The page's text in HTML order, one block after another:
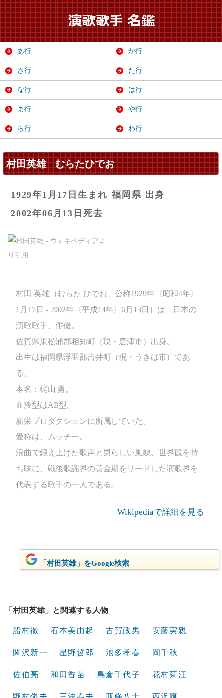
村田英雄 むらたひでお
1929年1月17日生まれ 福岡県 出身
2002年06月13日死去
村田 英雄（むらた ひでお、公称1929年〈昭和4年〉
1月17日 - 2002年〈平成14年〉6月13日）は、日本の
演歌歌手、俳優。
佐賀県東松浦郡相知町（現・唐津市）出身。
出生は福岡県浮羽郡吉井町（現・うきは市）であ
る。
本名：梶山 勇。
血液型はAB型。
新栄プロダクションに所属していた。
愛称は、ムッチー。
浪曲で鍛え上げた歌声と男らしい風貌、世界観を持
ち味に、戦後歌謡界の黄金期をリードした演歌界を
代表する歌手の一人である。
Wikipediaで詳細を見る
「村田英雄」をGoogle検索
「村田英雄」と関連する人物
船村徹 石本美由起 古賀政男 安藤実親
関沢新一 星野哲郎 池多孝春 岡千秋
佐伯亮 和田香苗 島倉千代子 花村菊江
野村俊夫 三波春夫 西條八十 西沢爽
あ行 か行
さ行 た行
な行 は行
ま行 や行
ら行 わ行